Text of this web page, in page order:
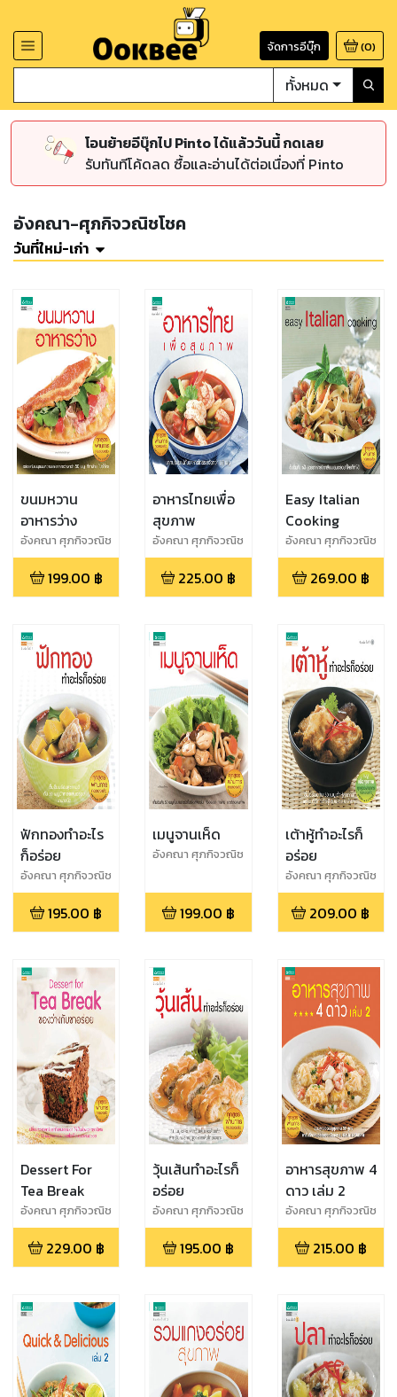
จัดการอีบุ๊ก (0)
ทั้งหมด
โอนย้ายอีบุ๊กไป Pinto ได้แล้ววันนี้ กดเลย
รับทันทีโค้ดลด ซื้อและอ่านได้ต่อเนื่องที่ Pinto
อังคณา-ศุภกิจวณิชโชค
วันที่ใหม่-เก่า
ขนมหวาน
อาหารว่าง
อังคณา ศุภกิจวณิช
โชค
199.00 ฿
อาหารไทยเพื่อ
สุขภาพ
อังคณา ศุภกิจวณิช
โชค
225.00 ฿
Easy Italian
Cooking
อังคณา ศุภกิจวณิช
โชค
269.00 ฿
ฟักทองทำอะไร
ก็อร่อย
อังคณา ศุภกิจวณิช
โชค
195.00 ฿
เมนูจานเห็ด
อังคณา ศุภกิจวณิช
199.00 ฿
เต้าหู้ทำอะไรก็
อร่อย
อังคณา ศุภกิจวณิช
โชค
209.00 ฿
Dessert For
Tea Break
อังคณา ศุภกิจวณิช
โชค
229.00 ฿
วุ้นเส้นทำอะไรก็
อร่อย
อังคณา ศุภกิจวณิช
โชค
195.00 ฿
อาหารสุขภาพ 4
ดาว เล่ม 2
อังคณา ศุภกิจวณิช
โชค
215.00 ฿